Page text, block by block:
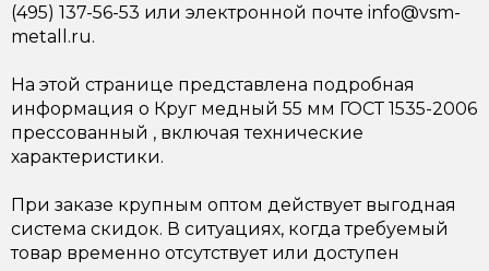
(495) 137-56-53 или электронной почте info@vsm-
metall.ru.
На этой странице представлена подробная
информация о Круг медный 55 мм ГОСТ 1535-2006
прессованный , включая технические
характеристики.
При заказе крупным оптом действует выгодная
система скидок. В ситуациях, когда требуемый
товар временно отсутствует или доступен